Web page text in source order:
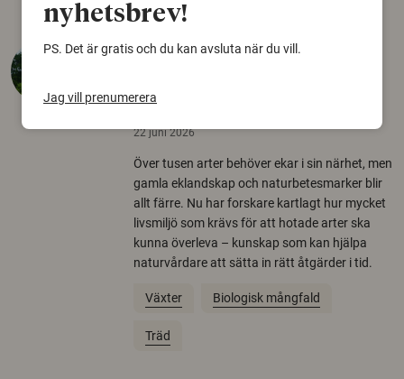
Så mycket eklandskap
arter
22 juni 2026
Över tusen arter behöver ekar i sin närhet, men
gamla eklandskap och naturbetesmarker blir
allt färre. Nu har forskare kartlagt hur mycket
livsmiljö som krävs för att hotade arter ska
kunna överleva – kunskap som kan hjälpa
naturvårdare att sätta in rätt åtgärder i tid.
Växter Biologisk mångfald
Träd
nyhetsbrev!
PS. Det är gratis och du kan avsluta när du vill.
Jag vill prenumerera